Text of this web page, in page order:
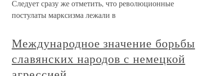
Следует сразу же отметить, что революционные
постулаты марксизма лежали в
Международное значение борьбы
славянских народов с немецкой